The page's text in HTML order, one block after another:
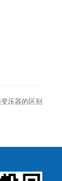
压器的区别